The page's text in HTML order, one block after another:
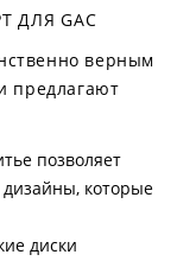
ДЛЯ GAC
верным
предлагают
позволяет
которые
диски